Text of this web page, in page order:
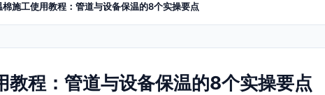
棉施工使用教程：管道与设备保温的8个实操要点
教程：管道与设备保温的8个实操要点